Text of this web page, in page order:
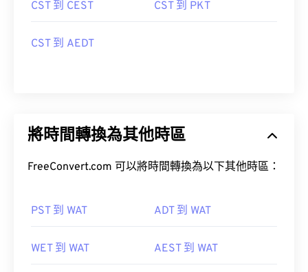
CST 到 CEST CST 到 PKT
CST 到 AEDT
將時間轉換為其他時區
FreeConvert.com 可以將時間轉換為以下其他時區：
PST 到 WAT ADT 到 WAT
WET 到 WAT AEST 到 WAT